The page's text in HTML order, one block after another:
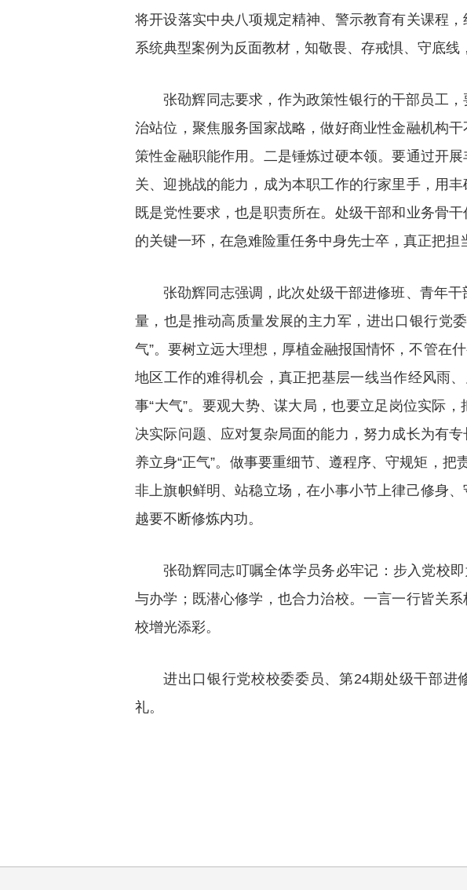
将开设落实中央八项规定精神、警示教育有关课程
系统典型案例为反面教材，知敬畏、存戒惧、守底线
张劭辉同志要求，作为政策性银行的干部员工
治站位，聚焦服务国家战略，做好商业性金融机构
策性金融职能作用。二是锤炼过硬本领。要通过开
关、迎挑战的能力，成为本职工作的行家里手，用
既是党性要求，也是职责所在。处级干部和业务骨
的关键一环，在急难险重任务中身先士卒，真正把担
张劭辉同志强调，此次处级干部进修班、青年
量，也是推动高质量发展的主力军，进出口银行党
气”。要树立远大理想，厚植金融报国情怀，不管在
地区工作的难得机会，真正把基层一线当作经风雨
事“大气”。要观大势、谋大局，也要立足岗位实际
决实际问题、应对复杂局面的能力，努力成长为有
养立身“正气”。做事要重细节、遵程序、守规矩，
非上旗帜鲜明、站稳立场，在小事小节上律己修身
越要不断修炼内功。
张劭辉同志叮嘱全体学员务必牢记：步入党校
与办学；既潜心修学，也合力治校。一言一行皆关
校增光添彩。
进出口银行党校校委委员、第24期处级干部
礼。